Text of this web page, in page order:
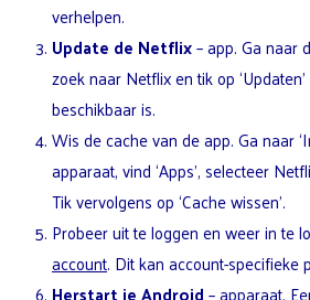
verhelpen.
Update de Netflix– app. Ga naar
zoek naar Netflix en tik op
beschikbaar is.
Wis de cache van de app. Ga naar
apparaat, vind ‘Apps’, selecteer
Tik vervolgens op ‘Cache wissen’.
Probeer uit te loggen en weer in te
account. Dit kan account-specifieke